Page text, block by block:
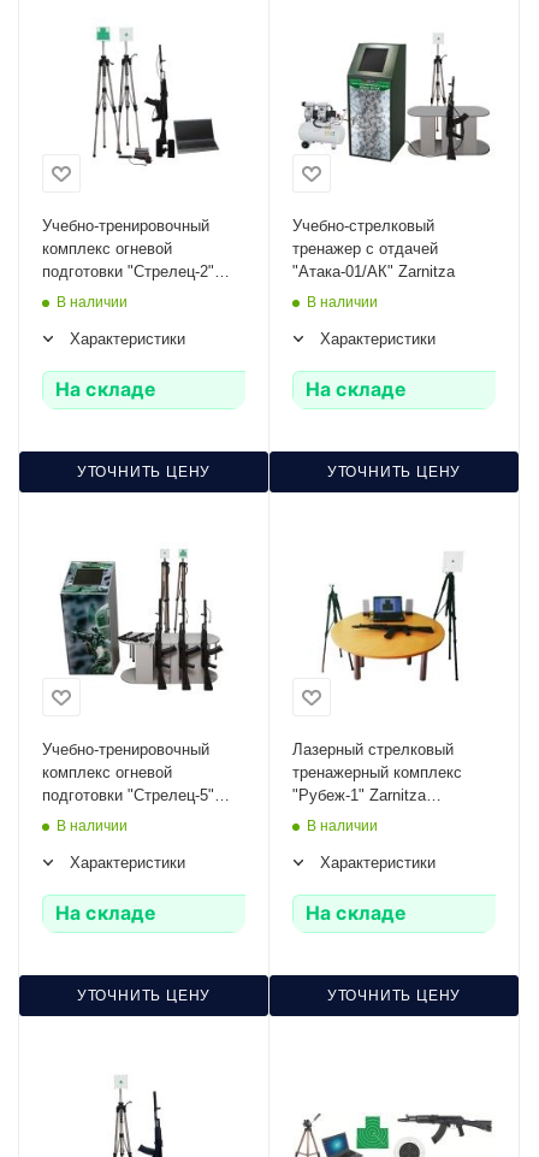
Учебно-тренировочный
комплекс огневой
подготовки "Стрелец-2"
(массогабаритные макеты
В наличии
Характеристики
На складе
УТОЧНИТЬ ЦЕНУ
Учебно-стрелковый
тренажер с отдачей
"Атака-01/АК" Zarnitza
В наличии
Характеристики
На складе
УТОЧНИТЬ ЦЕНУ
Учебно-тренировочный
комплекс огневой
подготовки "Стрелец-5"
Zarnitza (массогабаритные
ПМ, металлический шкаф,
антивандальный монитор)
В наличии
Характеристики
На складе
УТОЧНИТЬ ЦЕНУ
Лазерный стрелковый
тренажерный комплекс
"Рубеж-1" Zarnitza
(массогабаритный макет
В наличии
Характеристики
На складе
УТОЧНИТЬ ЦЕНУ